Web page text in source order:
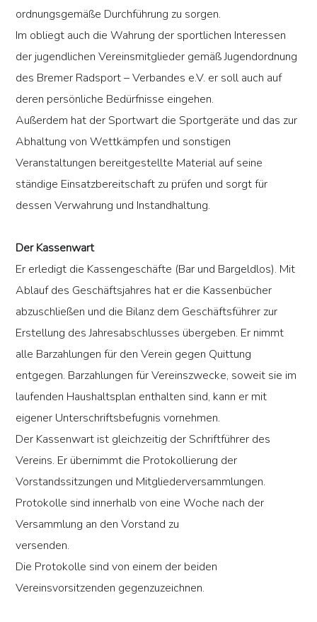
ordnungsgemäße Durchführung zu sorgen.
Im obliegt auch die Wahrung der sportlichen Interessen
der jugendlichen Vereinsmitglieder gemäß Jugendordnung
des Bremer Radsport – Verbandes e.V. er soll auch auf
deren persönliche Bedürfnisse eingehen.
Außerdem hat der Sportwart die Sportgeräte und das zur
Abhaltung von Wettkämpfen und sonstigen
Veranstaltungen bereitgestellte Material auf seine
ständige Einsatzbereitschaft zu prüfen und sorgt für
dessen Verwahrung und Instandhaltung.
Der Kassenwart
Er erledigt die Kassengeschäfte (Bar und Bargeldlos). Mit
Ablauf des Geschäftsjahres hat er die Kassenbücher
abzuschließen und die Bilanz dem Geschäftsführer zur
Erstellung des Jahresabschlusses übergeben. Er nimmt
alle Barzahlungen für den Verein gegen Quittung
entgegen. Barzahlungen für Vereinszwecke, soweit sie im
laufenden Haushaltsplan enthalten sind, kann er mit
eigener Unterschriftsbefugnis vornehmen.
Der Kassenwart ist gleichzeitig der Schriftführer des
Vereins. Er übernimmt die Protokollierung der
Vorstandssitzungen und Mitgliederversammlungen.
Protokolle sind innerhalb von eine Woche nach der
Versammlung an den Vorstand zu
versenden.
Die Protokolle sind von einem der beiden
Vereinsvorsitzenden gegenzuzeichnen.